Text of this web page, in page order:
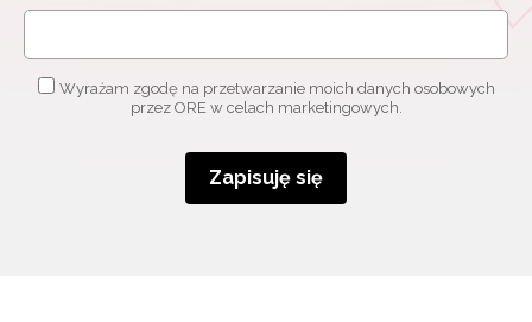
Wyrażam zgodę na przetwarzanie moich danych osobowych
przez ORE w celach marketingowych.
Zapisuję się